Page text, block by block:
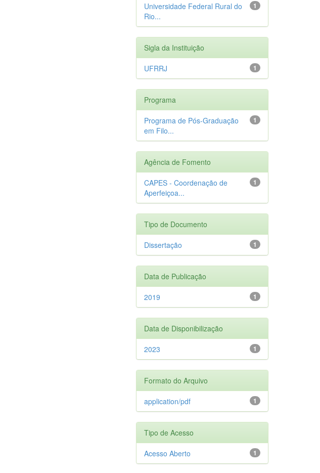
1
Universidade Federal Rural do
Rio...
Sigla da Instituição
1
UFRRJ
Programa
1
Programa de Pós-Graduação
em Filo...
Agência de Fomento
1
CAPES - Coordenação de
Aperfeiçoa...
Tipo de Documento
1
Dissertação
Data de Publicação
1
2019
Data de Disponibilização
1
2023
Formato do Arquivo
1
application/pdf
Tipo de Acesso
1
Acesso Aberto